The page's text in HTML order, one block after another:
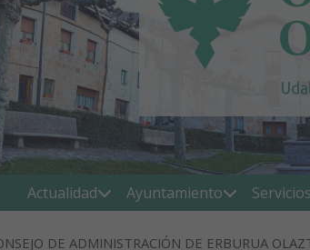
Actualidad Ayuntamiento
DE ADMINISTRACIÓN DE ERBURUA